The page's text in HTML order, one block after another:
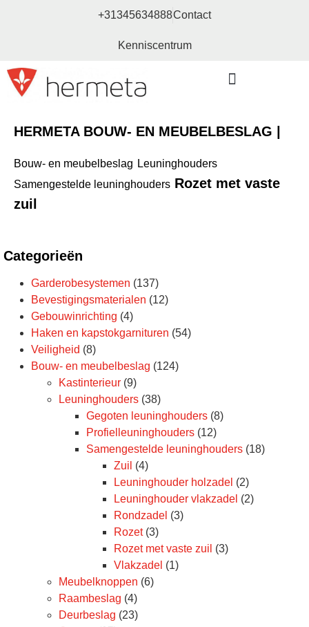
+31345634888Contact
Kenniscentrum
HERMETA BOUW- EN MEUBELBESLAG |
Bouw- en meubelbeslag Leuninghouders
Samengestelde leuninghouders Rozet met vaste
zuil
Categorieën
Garderobesystemen (137)
Bevestigingsmaterialen (12)
Gebouwinrichting (4)
Haken en kapstokgarnituren (54)
Veiligheid (8)
Bouw- en meubelbeslag (124)
Kastinterieur (9)
Leuninghouders (38)
Gegoten leuninghouders (8)
Profielleuninghouders (12)
Samengestelde leuninghouders (18)
Zuil (4)
Leuninghouder holzadel (2)
Leuninghouder vlakzadel (2)
Rondzadel (3)
Rozet (3)
Rozet met vaste zuil (3)
Vlakzadel (1)
Meubelknoppen (6)
Raambeslag (4)
Deurbeslag (23)